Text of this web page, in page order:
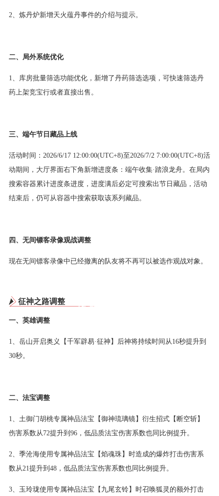
2、炼丹炉新增天火蕴丹事件的介绍与提示。
二、局外系统优化
1、库房批量筛选功能优化，新增了丹药筛选选项，可快速筛选丹
药上架竞宝行或者直接出售。
三、端午节日藏品上线
活动时间：2026/6/17 12:00:00(UTC+8)至2026/7/2 7:00:00(UTC+8)活
动期间，大厅界面右下角新增进度条：端午收集·踏浪龙舟。在局内
搜索容器累计进度条进度，进度满后必定可搜索出节日藏品，活动
结束后，仍可从容器中搜索获取该系列藏品。
四、无间镖客录像观战调整
现在无间镖客录像中已经撤离的队友将不再可以被选作观战对象。
征神之路调整
一、英雄调整
1、岳山开启奥义【千军辟易·征神】后神将持续时间从16秒提升到
30秒。
二、法宝调整
1、土御门胡桃专属神品法宝【御神琉璃镜】衍生招式【断空斩】
伤害系数从72提升到96，低品质法宝伤害系数也同比例提升。
2、季沧海使用专属神品法宝【焰魂珠】时造成的爆炸打击伤害系
数从21提升到48，低品质法宝伤害系数也同比例提升。
3、玉玲珑使用专属神品法宝【九尾玄铃】时召唤狐灵的额外打击